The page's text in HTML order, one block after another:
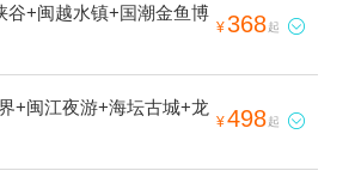
谷+闽越水镇+国潮金鱼博
¥368起 
+闽江夜游+海坛古城+龙
¥498起 